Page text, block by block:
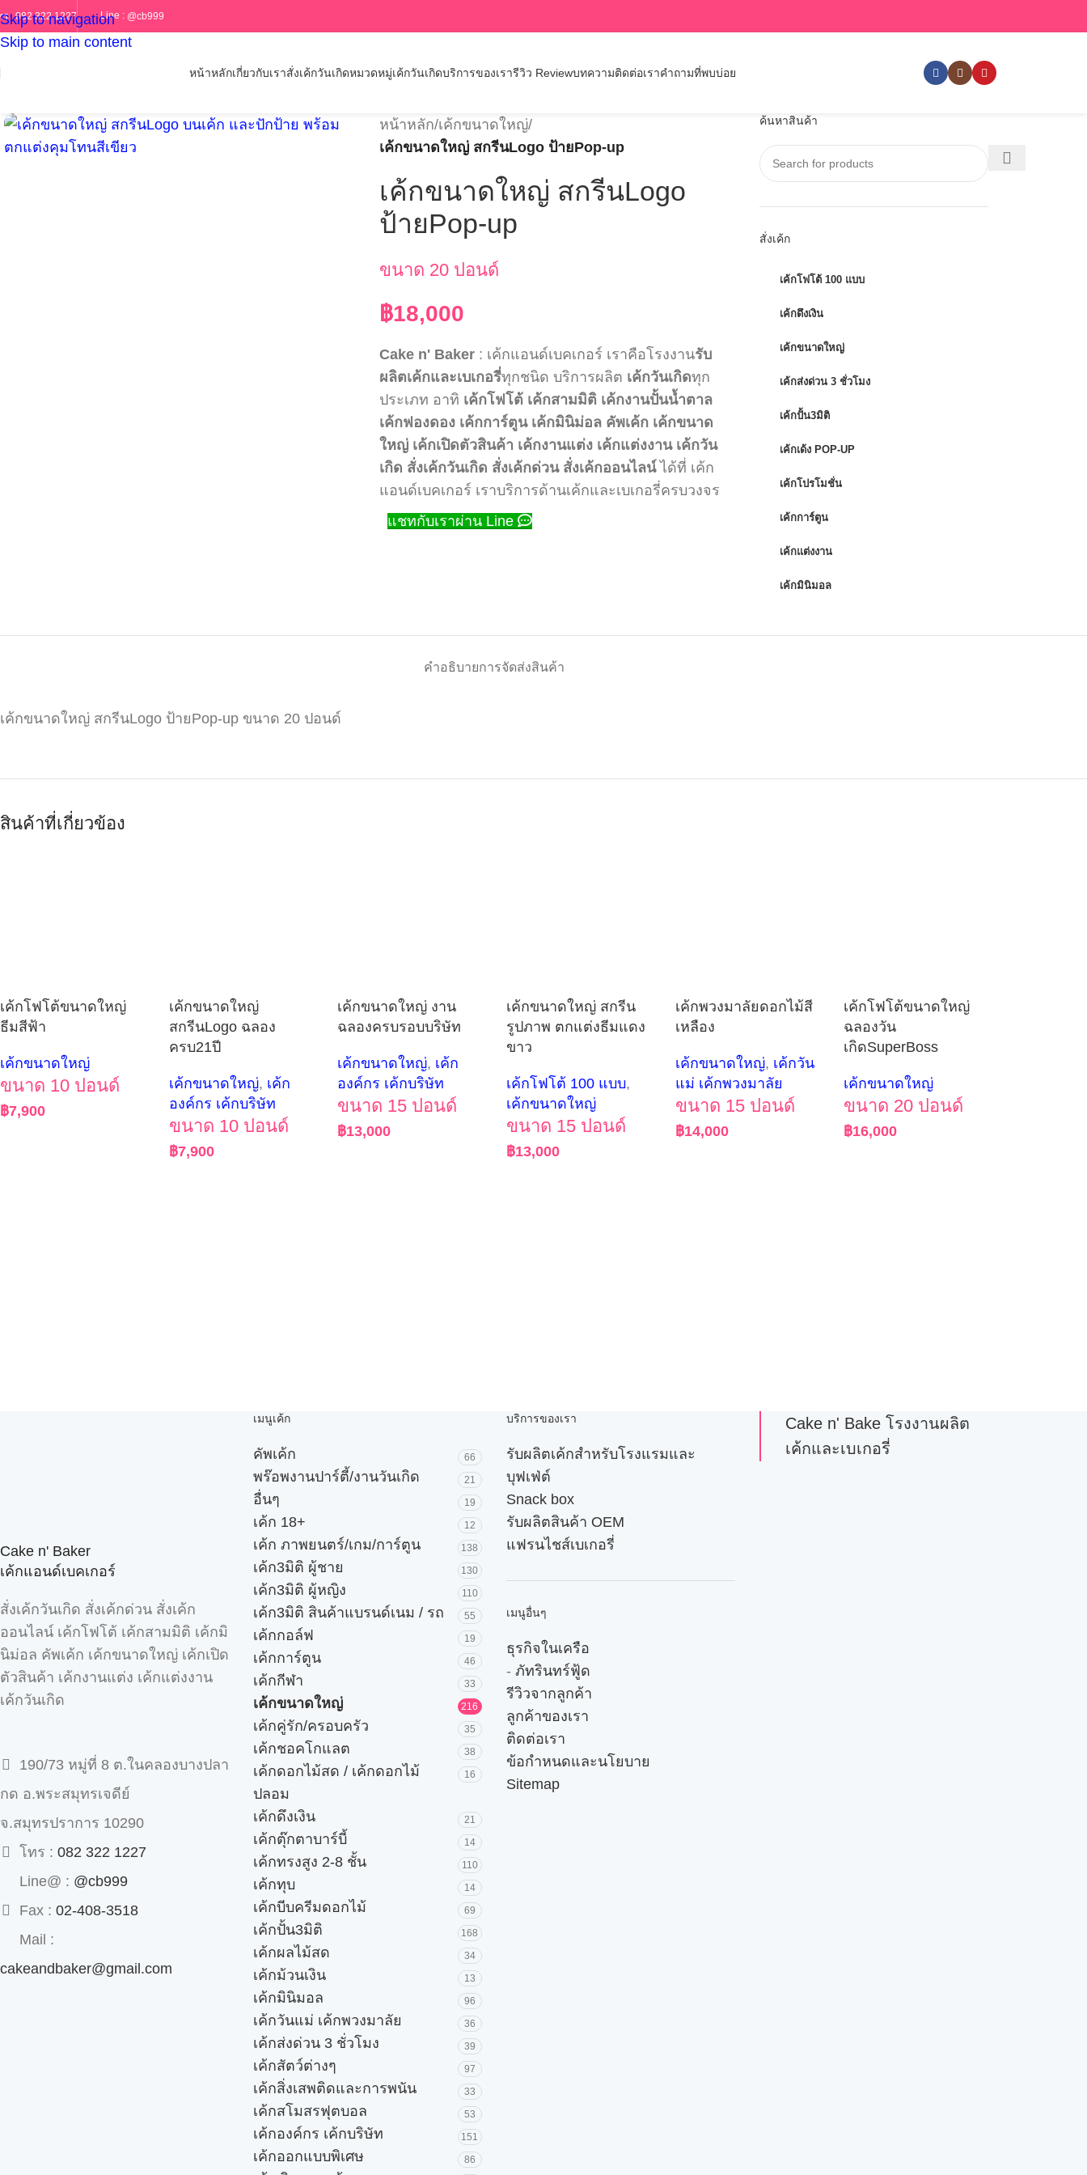
Skip to navigation
Skip to main content
ร : 082 322 1227 Line : @cb999
หน้าหลักเกี่ยวกับเราสั่งเค้กวันเกิดหมวดหมู่เค้กวันเกิดบริการของเรารีวิว Reviewบทความติดต่อเราคำถามที่พบบ่อย
หน้าหลัก/เค้กขนาดใหญ่/
เค้กขนาดใหญ่ สกรีนLogo ป้ายPop-up
เค้กขนาดใหญ่ สกรีนLogo
ป้ายPop-up
ขนาด 20 ปอนด์
฿18,000
Cake n' Baker : เค้กแอนด์เบคเกอร์ เราคือโรงงานรับ
ผลิตเค้กและเบเกอรี่ทุกชนิด บริการผลิต เค้กวันเกิดทุก
ประเภท อาทิ เค้กโฟโต้ เค้กสามมิติ เค้กงานปั้นน้ำตาล
เค้กฟองดอง เค้กการ์ตูน เค้กมินิม่อล คัพเค้ก เค้กขนาด
ใหญ่ เค้กเปิดตัวสินค้า เค้กงานแต่ง เค้กแต่งงาน เค้กวัน
เกิด สั่งเค้กวันเกิด สั่งเค้กด่วน สั่งเค้กออนไลน์ได้ที่ เค้ก
แอนด์เบคเกอร์ เราบริการด้านเค้กและเบเกอรี่ครบวงจร
แชทกับเราผ่าน Line
ค้นหาสินค้า
สั่งเค้ก
เค้กโฟโต้ 100 แบบ
เค้กดึงเงิน
เค้กขนาดใหญ่
เค้กส่งด่วน 3 ชั่วโมง
เค้กปั้น3มิติ
เค้กเด้ง POP-UP
เค้กโปรโมชั่น
เค้กการ์ตูน
เค้กแต่งงาน
เค้กมินิมอล
คำอธิบายการจัดส่งสินค้า
เค้กขนาดใหญ่ สกรีนLogo ป้ายPop-up ขนาด 20 ปอนด์
สินค้าที่เกี่ยวข้อง
เค้กโฟโต้ขนาดใหญ่
ธีมสีฟ้า
เค้กขนาดใหญ่
ขนาด 10 ปอนด์
฿7,900
เค้กขนาดใหญ่
สกรีนLogo ฉลอง
ครบ21ปี
เค้กขนาดใหญ่, เค้ก
องค์กร เค้กบริษัท
ขนาด 10 ปอนด์
฿7,900
เค้กขนาดใหญ่ งาน
ฉลองครบรอบบริษัท
เค้กขนาดใหญ่, เค้ก
องค์กร เค้กบริษัท
ขนาด 15 ปอนด์
฿13,000
เค้กขนาดใหญ่ สกรีน
รูปภาพ ตกแต่งธีมแดง
ขาว
เค้กโฟโต้ 100 แบบ,
เค้กขนาดใหญ่
ขนาด 15 ปอนด์
฿13,000
เค้กพวงมาลัยดอกไม้สี
เหลือง
เค้กขนาดใหญ่, เค้กวัน
แม่ เค้กพวงมาลัย
ขนาด 15 ปอนด์
฿14,000
เค้กโฟโต้ขนาดใหญ่
ฉลองวัน
เกิดSuperBoss
เค้กขนาดใหญ่
ขนาด 20 ปอนด์
฿16,000
Cake n' Baker
เค้กแอนด์เบคเกอร์
สั่งเค้กวันเกิด สั่งเค้กด่วน สั่งเค้ก
ออนไลน์ เค้กโฟโต้ เค้กสามมิติ เค้กมิ
นิม่อล คัพเค้ก เค้กขนาดใหญ่ เค้กเปิด
ตัวสินค้า เค้กงานแต่ง เค้กแต่งงาน
เค้กวันเกิด
190/73 หมู่ที่ 8 ต.ในคลองบางปลา
กด อ.พระสมุทรเจดีย์
จ.สมุทรปราการ 10290
โทร : 082 322 1227
Line@ : @cb999
Fax : 02-408-3518
Mail :
cakeandbaker@gmail.com
เมนูเค้ก
คัพเค้ก 66
พร๊อพงานปาร์ตี้/งานวันเกิด 21
อื่นๆ 19
เค้ก 18+ 12
เค้ก ภาพยนตร์/เกม/การ์ตูน 138
เค้ก3มิติ ผู้ชาย 130
เค้ก3มิติ ผู้หญิง 110
เค้ก3มิติ สินค้าแบรนด์เนม / รถ 55
เค้กกอล์ฟ 19
เค้กการ์ตูน 46
เค้กกีฬา 33
เค้กขนาดใหญ่ 216
เค้กคู่รัก/ครอบครัว 35
เค้กชอคโกแลต 38
เค้กดอกไม้สด / เค้กดอกไม้
ปลอม
16
เค้กดึงเงิน 21
เค้กตุ๊กตาบาร์บี้ 14
เค้กทรงสูง 2-8 ชั้น 110
เค้กทุบ 14
เค้กบีบครีมดอกไม้ 69
เค้กปั้น3มิติ 168
เค้กผลไม้สด 34
เค้กม้วนเงิน 13
เค้กมินิมอล 96
เค้กวันแม่ เค้กพวงมาลัย 36
เค้กส่งด่วน 3 ชั่วโมง 39
เค้กสัตว์ต่างๆ 97
เค้กสิ่งเสพติดและการพนัน 33
เค้กสโมสรฟุตบอล 53
เค้กองค์กร เค้กบริษัท 151
เค้กออกแบบพิเศษ 86
บริการของเรา
รับผลิตเค้กสำหรับโรงแรมและ
บุฟเฟ่ต์
Snack box
รับผลิตสินค้า OEM
แฟรนไชส์เบเกอรี่
เมนูอื่นๆ
ธุรกิจในเครือ
- ภัทรินทร์ฟู้ด
รีวิวจากลูกค้า
ลูกค้าของเรา
ติดต่อเรา
ข้อกำหนดและนโยบาย
Sitemap
Cake n' Bake โรงงานผลิต
เค้กและเบเกอรี่